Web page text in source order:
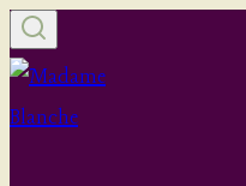
Doorgaan
naar
inhoud